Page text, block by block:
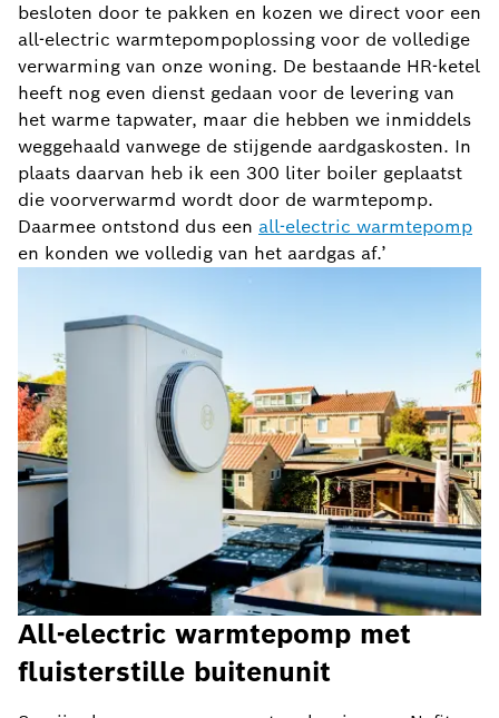
besloten door te pakken en kozen we direct voor een
all-electric warmtepompoplossing voor de volledige
verwarming van onze woning. De bestaande HR-ketel
heeft nog even dienst gedaan voor de levering van
het warme tapwater, maar die hebben we inmiddels
weggehaald vanwege de stijgende aardgaskosten. In
plaats daarvan heb ik een 300 liter boiler geplaatst
die voorverwarmd wordt door de warmtepomp.
Daarmee ontstond dus een all-electric warmtepomp
en konden we volledig van het aardgas af.’
All-electric warmtepomp met
fluisterstille buitenunit